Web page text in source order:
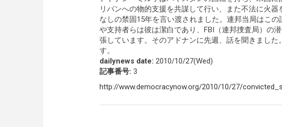
リバンへの物的支援を共謀して行い、また不法に火
なしの禁固15年を言い渡されました。連邦当局はこ
や支持者らは彼は潔白であり、FBI（連邦捜査局）の
張しています。そのアドナンに先週、話を聞きまし
す。
dailynews date: 2010/10/27(Wed)
記事番号: 3
http://www.democracynow.org/2010/10/27/